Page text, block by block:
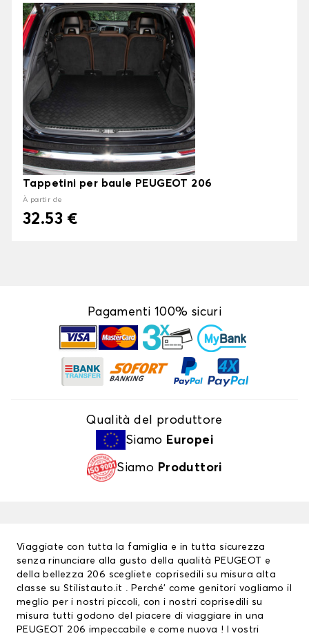
Tappetini per baule PEUGEOT 206
À partir de
32.53 €
Pagamenti 100% sicuri
Qualità del produttore
Siamo Europei
Siamo Produttori
Viaggiate con tutta la famiglia e in tutta sicurezza
senza rinunciare alla gusto della qualità PEUGEOT e
della bellezza 206 scegliete coprisedili su misura alta
classe su Stilistauto.it . Perché’ come genitori vogliamo il
meglio per i nostri piccoli, con i nostri coprisedili su
misura tutti godono del piacere di viaggiare in una
PEUGEOT 206 impeccabile e come nuova ! I vostri